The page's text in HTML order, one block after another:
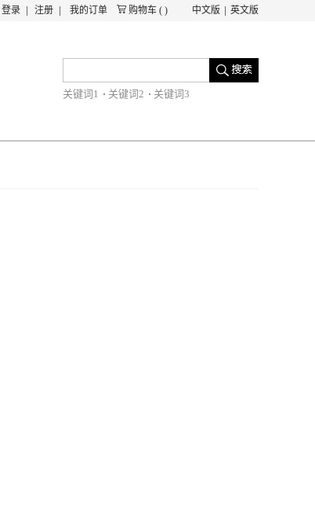
中文版 英文版
购物车 ( )
我的订单
登录 注册
关键词1 关键词2 关键词3